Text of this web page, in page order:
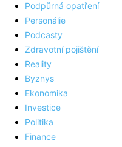
Podpůrná opatření
Personálie
Podcasty
Zdravotní pojištění
Reality
Byznys
Ekonomika
Investice
Politika
Finance